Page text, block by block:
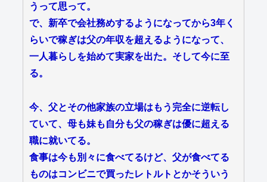
うって思って。
で、新卒で会社務めするようになってから3年く
らいで稼ぎは父の年収を超えるようになって、
一人暮らしを始めて実家を出た。そして今に至
る。
今、父とその他家族の立場はもう完全に逆転し
ていて、母も妹も自分も父の稼ぎは優に超える
職に就いてる。
食事は今も別々に食べてるけど、父が食べてる
ものはコンビニで買ったレトルトとかそういう